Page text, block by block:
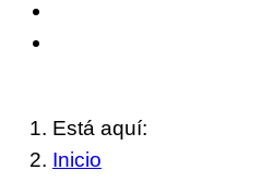
Está aquí:
Inicio